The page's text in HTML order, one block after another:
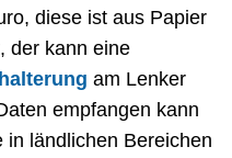
diese ist aus Papier
der kann eine
am Lenker
empfangen kann
ländlichen Bereichen